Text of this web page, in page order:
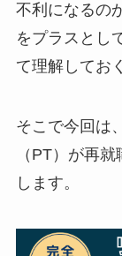
不利になるの
をプラスとし
て理解してお
そこで今回は
（PT）が再
します。